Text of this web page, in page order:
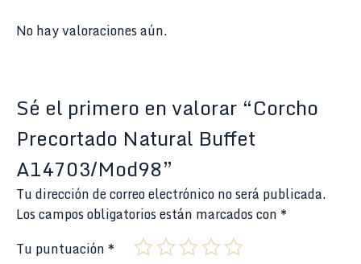
No hay valoraciones aún.
Sé el primero en valorar “Corcho
Precortado Natural Buffet
A14703/Mod98”
Tu dirección de correo electrónico no será publicada.
Los campos obligatorios están marcados con *
Tu puntuación *